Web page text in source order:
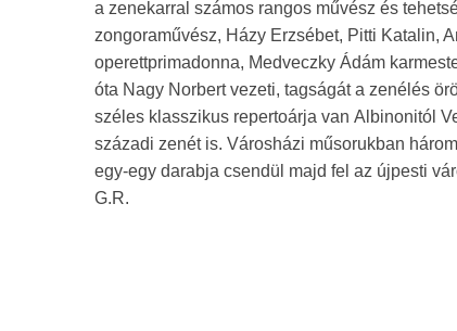
a zenekarral számos rangos művész és
zongoraművész, Házy Erzsébet, Pitti Katalin,
operettprimadonna, Medveczky Ádám
óta Nagy Norbert vezeti, tagságát a zenélés
széles klasszikus repertoárja van Albinonitól
századi zenét is. Városházi műsorukban
egy-egy darabja csendül majd fel az újpesti
G.R.